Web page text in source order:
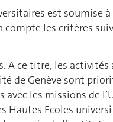
est soumise
compte les critères
A ce titre, les activités
de Genève sont
les missions de
Hautes Ecoles